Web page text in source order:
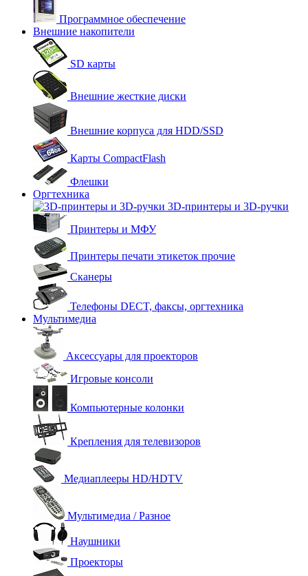
Программное обеспечение
Внешние накопители
SD карты
Внешние жесткие диски
Внешние корпуса для HDD/SSD
Карты CompactFlash
Флешки
Оргтехника
3D-принтеры и 3D-ручки
Принтеры и МФУ
Принтеры печати этикеток прочие
Сканеры
Телефоны DECT, факсы, оргтехника
Мультимедиа
Аксессуары для проекторов
Игровые консоли
Компьютерные колонки
Крепления для телевизоров
Медиаплееры HD/HDTV
Мультимедиа / Разное
Наушники
Проекторы